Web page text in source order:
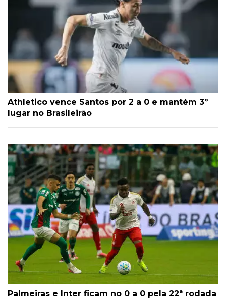
Athletico vence Santos por 2 a 0 e mantém 3º
lugar no Brasileirão
Palmeiras e Inter ficam no 0 a 0 pela 22ª rodada